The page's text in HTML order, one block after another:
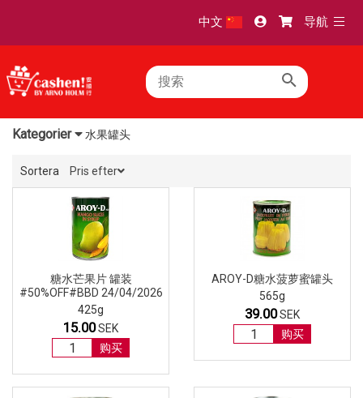
中文 导航
Kategorier 水果罐头
Sortera Pris efter
糖水芒果片 罐装
#50%OFF#BBD 24/04/2026
425g
15.00SEK
购买
AROY-D糖水菠萝蜜罐头
565g
39.00SEK
购买